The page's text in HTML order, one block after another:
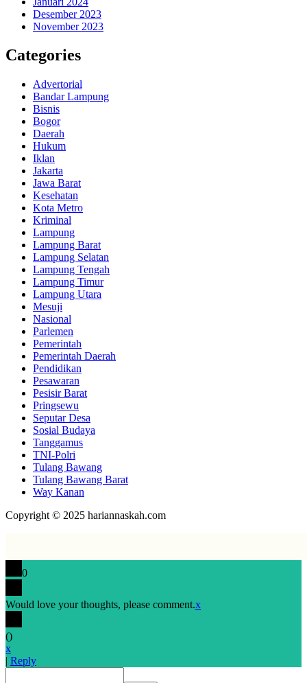
Desember 2023
November 2023
Categories
Advertorial
Bandar Lampung
Bisnis
Bogor
Daerah
Hukum
Iklan
Jakarta
Jawa Barat
Kesehatan
Kota Metro
Kriminal
Lampung
Lampung Barat
Lampung Selatan
Lampung Tengah
Lampung Timur
Lampung Utara
Mesuji
Nasional
Parlemen
Pemerintah
Pemerintah Daerah
Pendidikan
Pesawaran
Pesisir Barat
Pringsewu
Seputar Desa
Sosial Budaya
Tanggamus
TNI-Polri
Tulang Bawang
Tulang Bawang Barat
Way Kanan
Copyright © 2025 hariannaskah.com
0
Would love your thoughts, please comment.x
()
x
| Reply